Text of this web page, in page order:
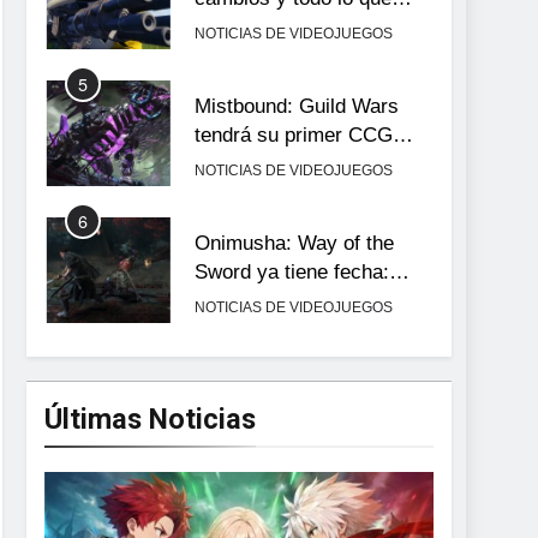
llega con el lanzamiento
NOTICIAS DE VIDEOJUEGOS
5
Mistbound: Guild Wars
tendrá su primer CCG
digital para PC y móviles
NOTICIAS DE VIDEOJUEGOS
6
Onimusha: Way of the
Sword ya tiene fecha:
Capcom lanza demo
NOTICIAS DE VIDEOJUEGOS
7
No Rest for the Wicked
confirma su versión 1.0
NOTICIAS DE VIDEOJUEGOS
8
Stuntman: Hollywood
Últimas Noticias